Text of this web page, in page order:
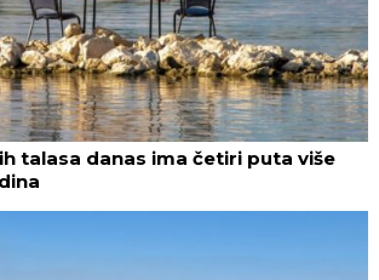
talasa danas ima četiri puta više